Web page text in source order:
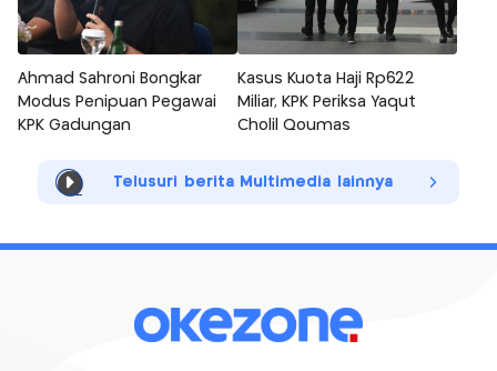
Ahmad Sahroni Bongkar
Modus Penipuan Pegawai
KPK Gadungan
Kasus Kuota Haji Rp622
Miliar, KPK Periksa Yaqut
Cholil Qoumas
Telusuri berita Multimedia lainnya